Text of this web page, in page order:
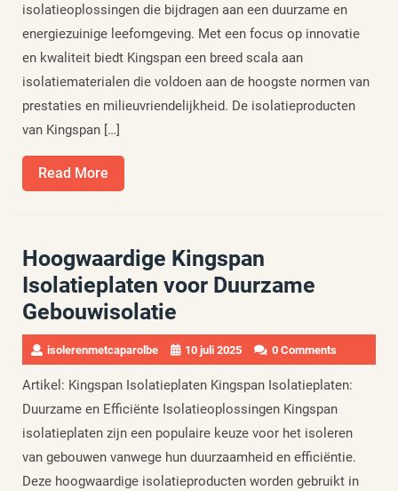
isolatieoplossingen die bijdragen aan een duurzame en
energiezuinige leefomgeving. Met een focus op innovatie
en kwaliteit biedt Kingspan een breed scala aan
isolatiematerialen die voldoen aan de hoogste normen van
prestaties en milieuvriendelijkheid. De isolatieproducten
van Kingspan […]
Read More
More
Hoogwaardige Kingspan
Isolatieplaten voor Duurzame
Gebouwisolatie
isolerenmetcaparolbe 10 juli 2025 0 Comments
Artikel: Kingspan Isolatieplaten Kingspan Isolatieplaten:
Duurzame en Efficiënte Isolatieoplossingen Kingspan
isolatieplaten zijn een populaire keuze voor het isoleren
van gebouwen vanwege hun duurzaamheid en efficiëntie.
Deze hoogwaardige isolatieproducten worden gebruikt in